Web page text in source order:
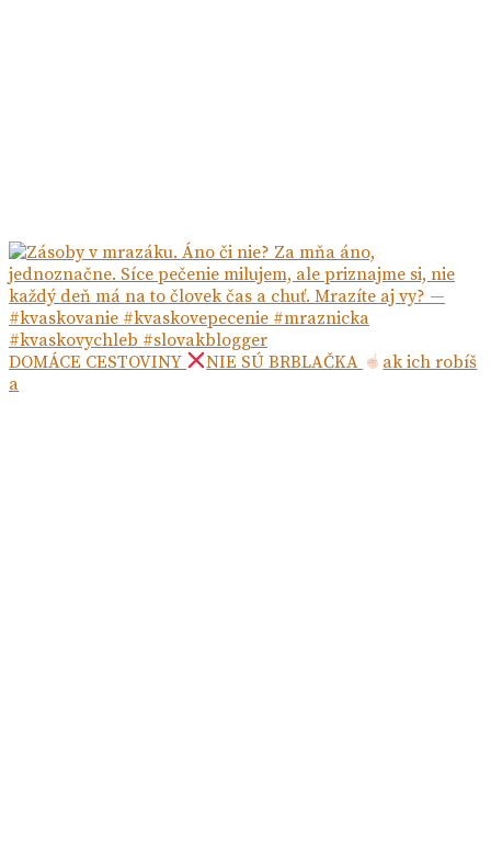
DOMÁCE CESTOVINY NIE SÚ BRBLAČKA
ak ich robíš
a